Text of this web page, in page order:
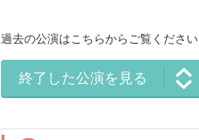
過去の公演はこちらからご覧ください
終了した公演を見る